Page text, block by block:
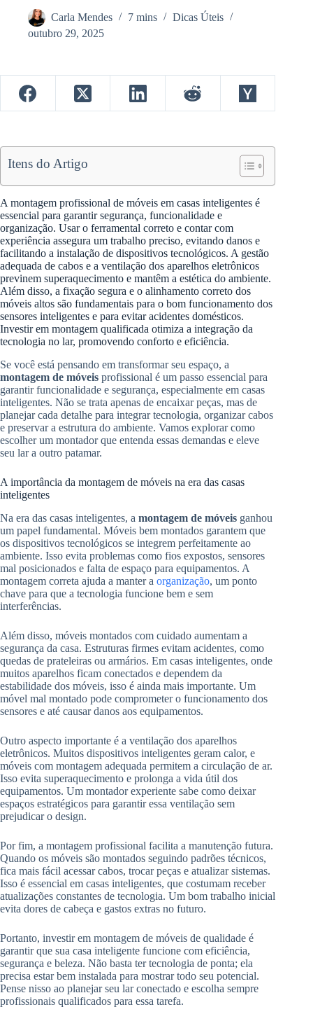
Carla Mendes 7 mins
Dicas Úteis
outubro 29, 2025
Itens do Artigo
A montagem profissional de móveis em casas inteligentes é
essencial para garantir segurança, funcionalidade e
organização. Usar o ferramental correto e contar com
experiência assegura um trabalho preciso, evitando danos e
facilitando a instalação de dispositivos tecnológicos. A gestão
adequada de cabos e a ventilação dos aparelhos eletrônicos
previnem superaquecimento e mantêm a estética do ambiente.
Além disso, a fixação segura e o alinhamento correto dos
móveis altos são fundamentais para o bom funcionamento dos
sensores inteligentes e para evitar acidentes domésticos.
Investir em montagem qualificada otimiza a integração da
tecnologia no lar, promovendo conforto e eficiência.
Se você está pensando em transformar seu espaço, a
montagem de móveis profissional é um passo essencial para
garantir funcionalidade e segurança, especialmente em casas
inteligentes. Não se trata apenas de encaixar peças, mas de
planejar cada detalhe para integrar tecnologia, organizar cabos
e preservar a estrutura do ambiente. Vamos explorar como
escolher um montador que entenda essas demandas e eleve
seu lar a outro patamar.
A importância da montagem de móveis na era das casas
inteligentes
Na era das casas inteligentes, a montagem de móveis ganhou
um papel fundamental. Móveis bem montados garantem que
os dispositivos tecnológicos se integrem perfeitamente ao
ambiente. Isso evita problemas como fios expostos, sensores
mal posicionados e falta de espaço para equipamentos. A
montagem correta ajuda a manter a organização, um ponto
chave para que a tecnologia funcione bem e sem
interferências.
Além disso, móveis montados com cuidado aumentam a
segurança da casa. Estruturas firmes evitam acidentes, como
quedas de prateleiras ou armários. Em casas inteligentes, onde
muitos aparelhos ficam conectados e dependem da
estabilidade dos móveis, isso é ainda mais importante. Um
móvel mal montado pode comprometer o funcionamento dos
sensores e até causar danos aos equipamentos.
Outro aspecto importante é a ventilação dos aparelhos
eletrônicos. Muitos dispositivos inteligentes geram calor, e
móveis com montagem adequada permitem a circulação de ar.
Isso evita superaquecimento e prolonga a vida útil dos
equipamentos. Um montador experiente sabe como deixar
espaços estratégicos para garantir essa ventilação sem
prejudicar o design.
Por fim, a montagem profissional facilita a manutenção futura.
Quando os móveis são montados seguindo padrões técnicos,
fica mais fácil acessar cabos, trocar peças e atualizar sistemas.
Isso é essencial em casas inteligentes, que costumam receber
atualizações constantes de tecnologia. Um bom trabalho inicial
evita dores de cabeça e gastos extras no futuro.
Portanto, investir em montagem de móveis de qualidade é
garantir que sua casa inteligente funcione com eficiência,
segurança e beleza. Não basta ter tecnologia de ponta; ela
precisa estar bem instalada para mostrar todo seu potencial.
Pense nisso ao planejar seu lar conectado e escolha sempre
profissionais qualificados para essa tarefa.